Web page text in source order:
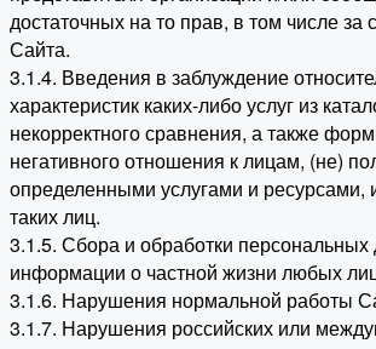
достаточных на то прав, в том числе за
Сайта.
3.1.4. Введения в заблуждение
характеристик каких-либо услуг из
некорректного сравнения, а также
негативного отношения к лицам, (не)
определенными услугами и ресурсами,
таких лиц.
3.1.5. Сбора и обработки персональных
информации о частной жизни любых
3.1.6. Нарушения нормальной работы
3.1.7. Нарушения российских или